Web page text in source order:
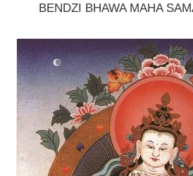
BENDZI BHAWA MAHA